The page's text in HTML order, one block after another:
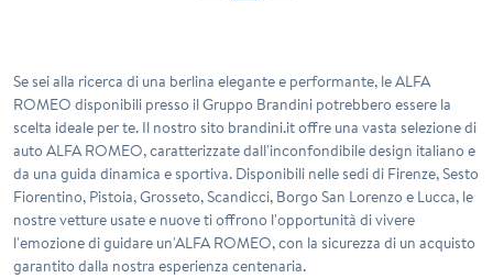
Se sei alla ricerca di una berlina elegante e performante, le ALFA
ROMEO disponibili presso il Gruppo Brandini potrebbero essere la
scelta ideale per te. Il nostro sito brandini.it offre una vasta selezione di
auto ALFA ROMEO, caratterizzate dall'inconfondibile design italiano e
da una guida dinamica e sportiva. Disponibili nelle sedi di Firenze, Sesto
Fiorentino, Pistoia, Grosseto, Scandicci, Borgo San Lorenzo e Lucca, le
nostre vetture usate e nuove ti offrono l'opportunità di vivere
l'emozione di guidare un'ALFA ROMEO, con la sicurezza di un acquisto
garantito dalla nostra esperienza centenaria.